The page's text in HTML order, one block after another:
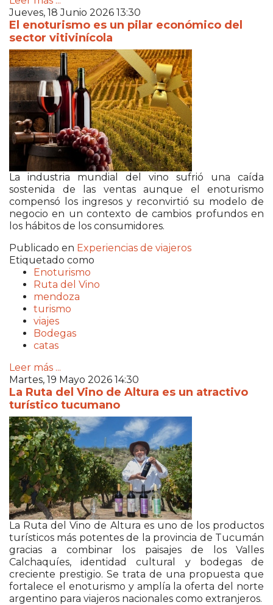
Jueves, 18 Junio 2026 13:30
El enoturismo es un pilar económico del
sector vitivinícola
La industria mundial del vino sufrió una caída
sostenida de las ventas aunque el enoturismo
compensó los ingresos y reconvirtió su modelo de
negocio en un contexto de cambios profundos en
los hábitos de los consumidores.
Publicado en Experiencias de viajeros
Etiquetado como
Enoturismo
Ruta del Vino
mendoza
turismo
viajes
Bodegas
catas
Leer más ...
Martes, 19 Mayo 2026 14:30
La Ruta del Vino de Altura es un atractivo
turístico tucumano
La Ruta del Vino de Altura es uno de los productos
turísticos más potentes de la provincia de Tucumán
gracias a combinar los paisajes de los Valles
Calchaquíes, identidad cultural y bodegas de
creciente prestigio. Se trata de una propuesta que
fortalece el enoturismo y amplía la oferta del norte
argentino para viajeros nacionales como extranjeros.